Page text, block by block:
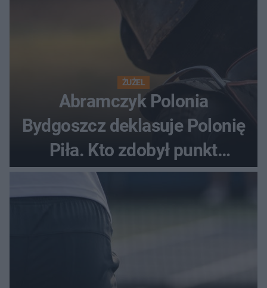
ŻUŻEL
Abramczyk Polonia
Bydgoszcz deklasuje Polonię
Piła. Kto zdobył punkt
bonusowy?